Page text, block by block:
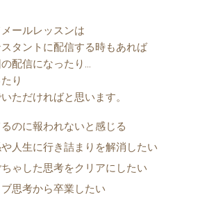
ールレッスンは
タントに配信する時もあれば
配信になったり…
り
ただければと思います。
のに報われないと感じる
や人生に行き詰まりを解消したい
ゃした思考をクリアにしたい
思考から卒業したい